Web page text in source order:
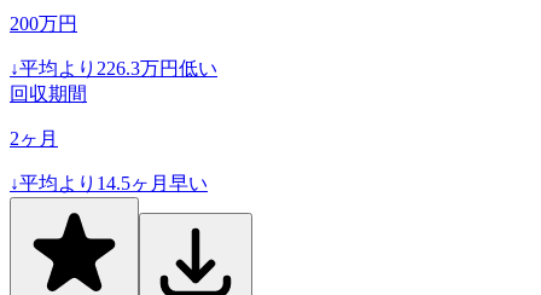
200万円
↓平均より 226.3万円低い
回収期間
2ヶ月
↓平均より 14.5ヶ月早い